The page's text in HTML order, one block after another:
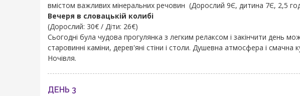
вмістом важливих мінеральних речовин (Дорослий 9Є, дитина 7Є, 2,5
Вечеря в словацькій колибі
(Дорослий: 30€ / Діти: 26€)
Сьогодні була чудова прогулянка з легким релаксом і закінчити день
старовинні каміни, дерев'яні стіни і столи. Душевна атмосфера і
Ночівля.
ДЕНЬ 3